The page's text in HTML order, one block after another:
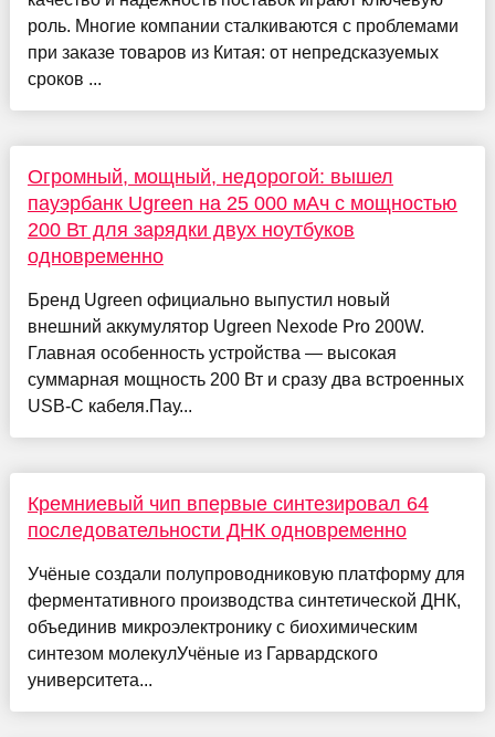
роль. Многие компании сталкиваются с проблемами
при заказе товаров из Китая: от непредсказуемых
сроков ...
Огромный, мощный, недорогой: вышел
пауэрбанк Ugreen на 25 000 мАч с мощностью
200 Вт для зарядки двух ноутбуков
одновременно
Бренд Ugreen официально выпустил новый
внешний аккумулятор Ugreen Nexode Pro 200W.
Главная особенность устройства — высокая
суммарная мощность 200 Вт и сразу два встроенных
USB-C кабеля.Пау...
Кремниевый чип впервые синтезировал 64
последовательности ДНК одновременно
Учёные создали полупроводниковую платформу для
ферментативного производства синтетической ДНК,
объединив микроэлектронику с биохимическим
синтезом молекулУчёные из Гарвардского
университета...